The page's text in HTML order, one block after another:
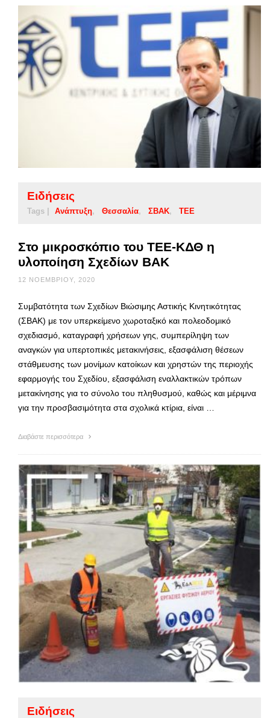
Ειδήσεις
Tags | Ανάπτυξη Θεσσαλία ΣΒΑΚ ΤΕΕ
Στο μικροσκόπιο του ΤΕΕ-ΚΔΘ η
υλοποίηση Σχεδίων ΒΑΚ
12 ΝΟΕΜΒΡΊΟΥ, 2020
Συμβατότητα των Σχεδίων Βιώσιμης Αστικής Κινητικότητας
(ΣΒΑΚ) με τον υπερκείμενο χωροταξικό και πολεοδομικό
σχεδιασμό, καταγραφή χρήσεων γης, συμπερίληψη των
αναγκών για υπερτοπικές μετακινήσεις, εξασφάλιση θέσεων
στάθμευσης των μονίμων κατοίκων και χρηστών της περιοχής
εφαρμογής του Σχεδίου, εξασφάλιση εναλλακτικών τρόπων
μετακίνησης για το σύνολο του πληθυσμού, καθώς και μέριμνα
για την προσβασιμότητα στα σχολικά κτίρια, είναι …
Διαβάστε περισσότερα
Ειδήσεις